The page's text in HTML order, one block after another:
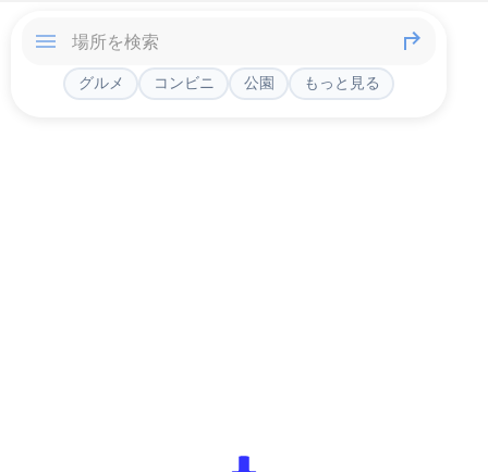
グルメ コンビニ 公園 もっと見る